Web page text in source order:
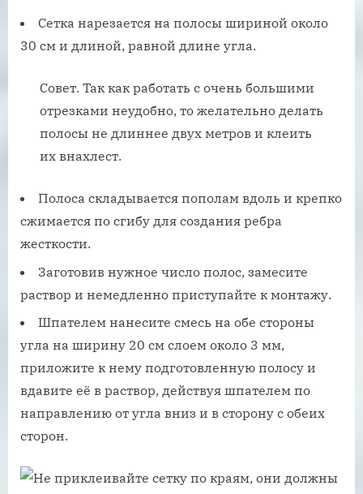
Сетка нарезается на полосы шириной около
30 см и длиной, равной длине угла.
Совет. Так как работать с очень большими
отрезками неудобно, то желательно делать
полосы не длиннее двух метров и клеить
их внахлест.
Полоса складывается пополам вдоль и крепко
сжимается по сгибу для создания ребра
жесткости.
Заготовив нужное число полос, замесите
раствор и немедленно приступайте к монтажу.
Шпателем нанесите смесь на обе стороны
угла на ширину 20 см слоем около 3 мм,
приложите к нему подготовленную полосу и
вдавите её в раствор, действуя шпателем по
направлению от угла вниз и в сторону с обеих
сторон.